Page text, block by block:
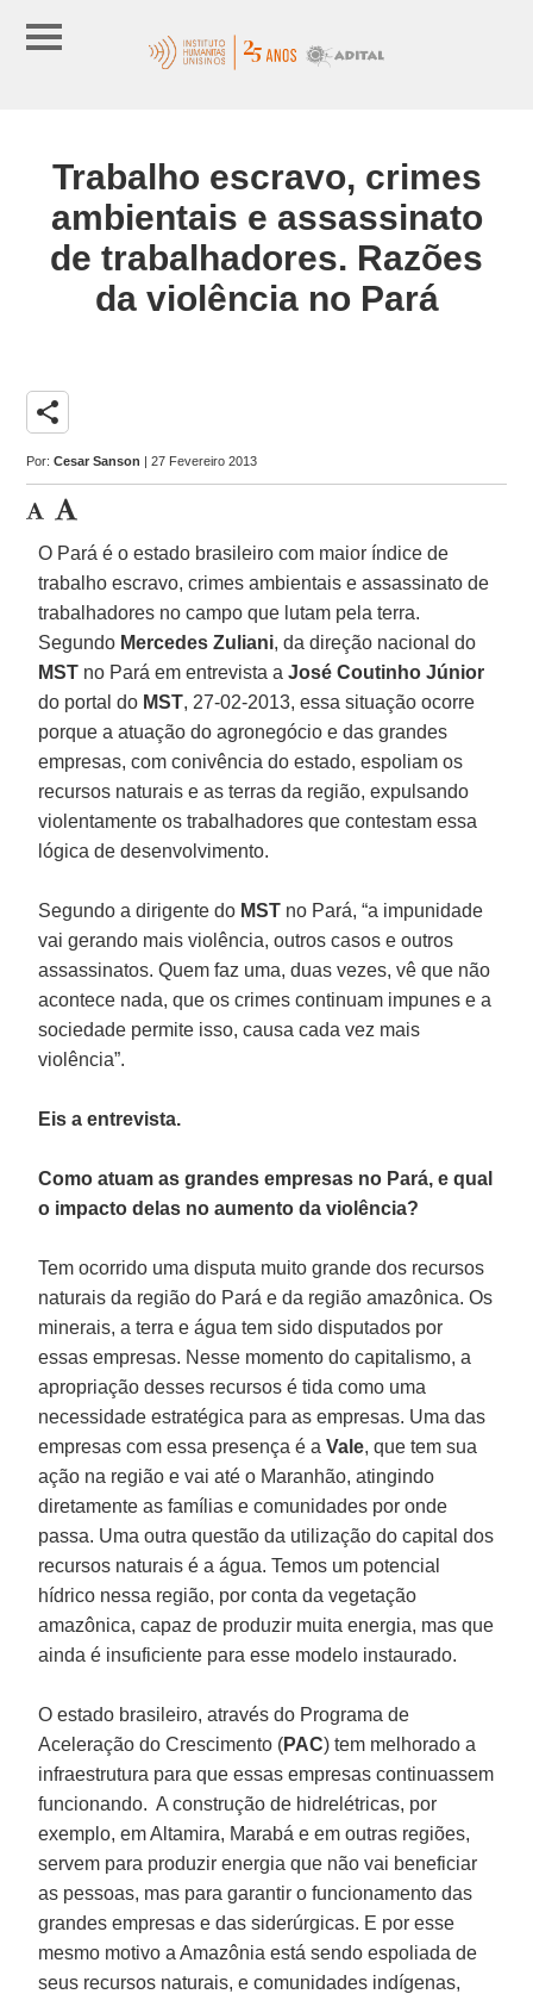
Trabalho escravo, crimes
ambientais e assassinato
de trabalhadores. Razões
da violência no Pará
share
Por:Cesar Sanson | 27 Fevereiro 2013
O Pará é o estado brasileiro com maior índice de
trabalho escravo, crimes ambientais e assassinato de
trabalhadores no campo que lutam pela terra.
Segundo Mercedes Zuliani, da direção nacional do
MST no Pará em entrevista a José Coutinho Júnior
do portal do MST, 27-02-2013, essa situação ocorre
porque a atuação do agronegócio e das grandes
empresas, com conivência do estado, espoliam os
recursos naturais e as terras da região, expulsando
violentamente os trabalhadores que contestam essa
lógica de desenvolvimento.
Segundo a dirigente do MST no Pará, “a impunidade
vai gerando mais violência, outros casos e outros
assassinatos. Quem faz uma, duas vezes, vê que não
acontece nada, que os crimes continuam impunes e a
sociedade permite isso, causa cada vez mais
violência”.
Eis a entrevista.
Como atuam as grandes empresas no Pará, e qual
o impacto delas no aumento da violência?
Tem ocorrido uma disputa muito grande dos recursos
naturais da região do Pará e da região amazônica. Os
minerais, a terra e água tem sido disputados por
essas empresas. Nesse momento do capitalismo, a
apropriação desses recursos é tida como uma
necessidade estratégica para as empresas. Uma das
empresas com essa presença é aVale, que tem sua
ação na região e vai até o Maranhão, atingindo
diretamente as famílias e comunidades por onde
passa. Uma outra questão da utilização do capital dos
recursos naturais é a água. Temos um potencial
hídrico nessa região, por conta da vegetação
amazônica, capaz de produzir muita energia, mas que
ainda é insuficiente para esse modelo instaurado.
O estado brasileiro, através do Programa de
Aceleração do Crescimento (PAC) tem melhorado a
infraestrutura para que essas empresas continuassem
funcionando. A construção de hidrelétricas, por
exemplo, em Altamira, Marabá e em outras regiões,
servem para produzir energia que não vai beneficiar
as pessoas, mas para garantir o funcionamento das
grandes empresas e das siderúrgicas. E por esse
mesmo motivo a Amazônia está sendo espoliada de
seus recursos naturais, e comunidades indígenas,